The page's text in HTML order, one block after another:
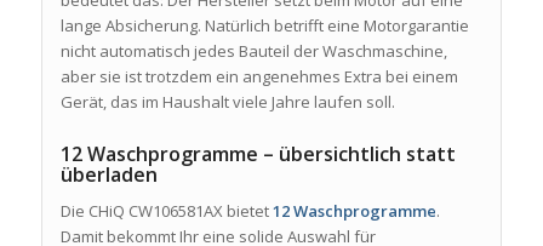
lange Absicherung. Natürlich betrifft eine Motorgarantie
nicht automatisch jedes Bauteil der Waschmaschine,
aber sie ist trotzdem ein angenehmes Extra bei einem
Gerät, das im Haushalt viele Jahre laufen soll.
12 Waschprogramme – übersichtlich statt
überladen
Die CHiQ CW106581AX bietet12 Waschprogramme.
Damit bekommt Ihr eine solide Auswahl für